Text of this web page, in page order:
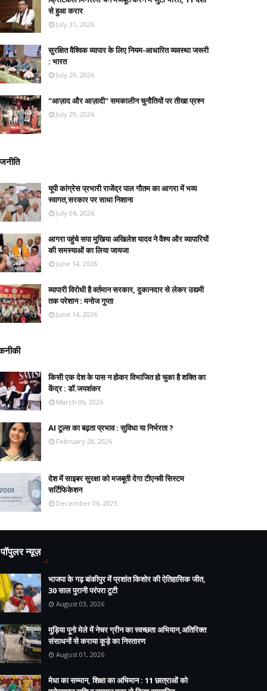
से हुआ करार
July 31, 2026
सुरक्षित वैश्विक व्यापार के लिए नियम-आधारित व्यवस्था जरूरी
: भारत
July 29, 2026
"आज़ाद और आज़ादी" समकालीन चुनौतियों पर तीखा प्रश्न
July 29, 2026
यूपी कांग्रेस प्रभारी राजेंद्र पाल गौतम का आगरा में भव्य
स्वागत,सरकार पर साधा निशाना
July 04, 2026
आगरा पहुंचे सपा मुखिया अखिलेश यादव ने वैश्य और व्यापारियों
की समस्याओं का लिया जायजा
June 14, 2026
व्यापारी विरोधी है वर्तमान सरकार, दुकानदार से लेकर उद्यमी
तक परेशान : मनोज गुप्ता
June 14, 2026
किसी एक देश के पास न होकर विभाजित हो चुका है शक्ति का
केंद्र : डॉ.जयशंकर
March 06, 2026
AI टूल्स का बढ़ता प्रभाव : सुविधा या निर्भरता ?
February 28, 2026
देश में साइबर सुरक्षा को मजबूती देगा टीएनवी सिस्टम
सर्टिफिकेशन
December 06, 2025
पॉपुलर न्यूज़
भाजपा के गढ़ बांकीपुर में प्रशांत किशोर की ऐतिहासिक जीत,
30 साल पुरानी परंपरा टूटी
August 03, 2026
मुड़िया पूनो मेले में नेचर ग्रीन का स्वच्छता अभियान,अतिरिक्त
संसाधनों से कराया कूड़े का निस्तारण
August 01, 2026
मेधा का सम्मान, शिक्षा का अभिमान : 11 छात्राओं को